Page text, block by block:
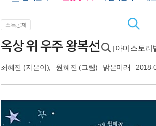
소득공제
옥상 위 우주 왕복선 아이스토리
최혜진 (지은이), 원혜진 (그림) 밝은미래 2018-